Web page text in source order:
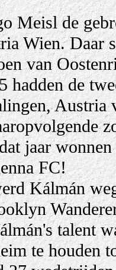
Meisl de
Wien. Daar
van
hadden de
jaar
FC!
Kálmán
talent
te houden